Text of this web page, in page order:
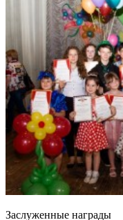
Заслуженные награды